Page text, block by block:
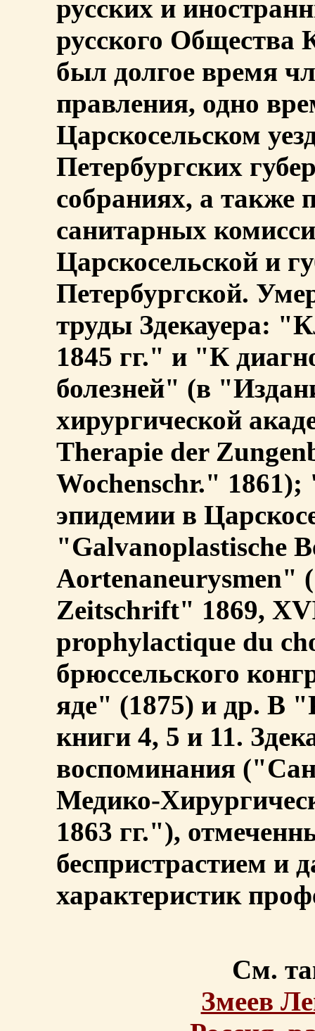
русских и
русского Общества
был долгое время
правления, одно
Царскосельском
Петербургских
собраниях, а также
санитарных
Царскосельской и
Петербургской.
труды Здекауера:
1845 гг." и "К
болезней" (в
хирургической
Therapie der
Wochenschr." 1861);
эпидемии в
"Galvanoplastische
Aortenaneurysmen"
Zeitschrift" 1869,
prophylactique du
брюссельского
яде" (1875) и др. В
книги 4, 5 и 11.
воспоминания
Медико-
1863 гг."),
беспристрастием и
характеристик
См.
Змеев